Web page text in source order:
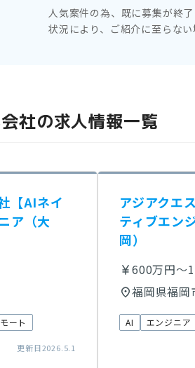
人気案件の為、既に募集が終
状況により、ご紹介に至らな
社の求人情報一覧
【AIネイ
ア（大
ート
更新日2026.5.1
アジアクエ
ティブエン
岡）
600万円～
福岡県福岡
AI エンジニア